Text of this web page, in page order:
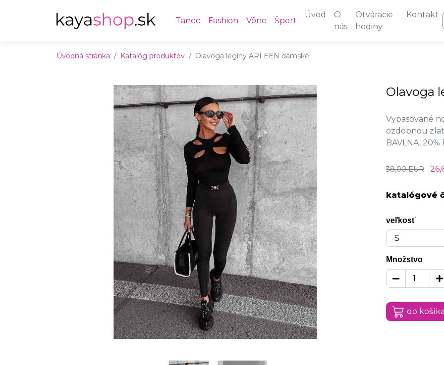
Tanec
Fashion Vône Šport
Úvod
O
nás
Otváracie
hodiny
Kontakt
Úvodná stránka Katalóg produktov Olavoga legíny ARLEEN dámske
Olavoga
Vypasované
ozdobnou
BAVLNA, 20%
38,00 EUR
katalógové
veľkosť
Množstvo
do